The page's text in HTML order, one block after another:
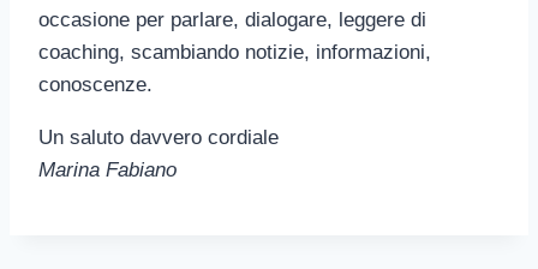
occasione per parlare, dialogare, leggere di
coaching, scambiando notizie, informazioni,
conoscenze.
Un saluto davvero cordiale
Marina Fabiano